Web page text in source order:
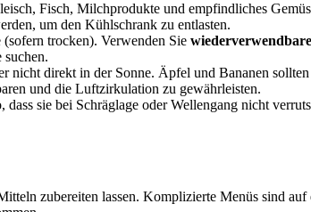
Fisch, Milchprodukte und empfindliches
um den Kühlschrank zu entlasten.
trocken). Verwenden Sie
direkt in der Sonne. Äpfel und Bananen
und die Luftzirkulation zu gewährleisten.
sie bei Schräglage oder Wellengang nicht
zubereiten lassen. Komplizierte Menüs sind